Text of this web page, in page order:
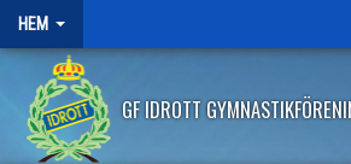
HEM
GF IDROTT